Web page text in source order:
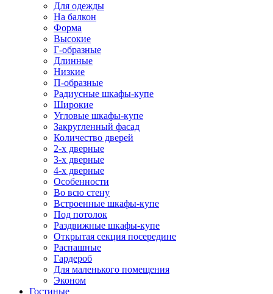
Для одежды
На балкон
Форма
Высокие
Г-образные
Длинные
Низкие
П-образные
Радиусные шкафы-купе
Широкие
Угловые шкафы-купе
Закругленный фасад
Количество дверей
2-х дверные
3-х дверные
4-х дверные
Особенности
Во всю стену
Встроенные шкафы-купе
Под потолок
Раздвижные шкафы-купе
Открытая секция посередине
Распашные
Гардероб
Для маленького помещения
Эконом
Гостиные